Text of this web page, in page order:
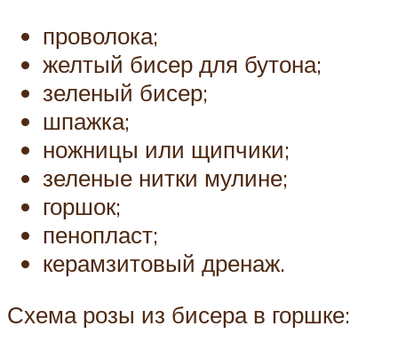
проволока;
желтый бисер для бутона;
зеленый бисер;
шпажка;
ножницы или щипчики;
зеленые нитки мулине;
горшок;
пенопласт;
керамзитовый дренаж.
Схема розы из бисера в горшке: